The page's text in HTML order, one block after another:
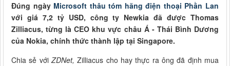
Đúng ngày Microsoft thâu tóm hãng điện thoại Phần Lan
với giá 7,2 tỷ USD, công ty Newkia đã được Thomas
Zilliacus, từng là CEO khu vực châu Á - Thái Bình Dương
của Nokia, chính thức thành lập tại Singapore.
Chia sẻ vớiZDNet, Zilliacus cho hay thực ra ông đã định mua